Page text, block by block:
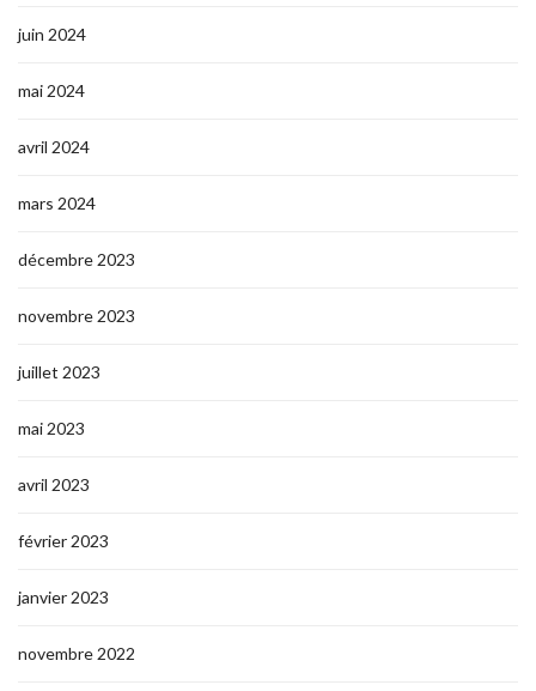
juin 2024
mai 2024
avril 2024
mars 2024
décembre 2023
novembre 2023
juillet 2023
mai 2023
avril 2023
février 2023
janvier 2023
novembre 2022